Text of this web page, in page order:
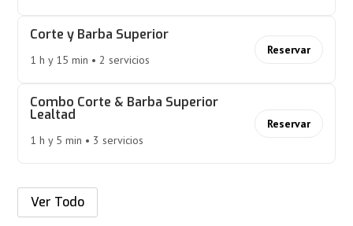
Corte y Barba Superior
1 h y 15 min • 2 servicios
Reservar
Combo Corte & Barba Superior
Lealtad
1 h y 5 min • 3 servicios
Reservar
Ver Todo